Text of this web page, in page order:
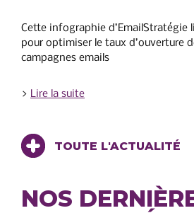
Cette infographie d’EmailStratégie
pour optimiser le taux d’ouverture
campagnes emails
> Lire la suite
TOUTE L'ACTUALITÉ
NOS